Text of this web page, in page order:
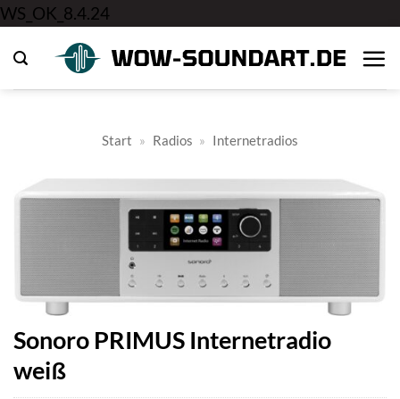
WS_OK_8.4.24
springen
Start » Radios » Internetradios
Sonoro PRIMUS Internetradio
weiß